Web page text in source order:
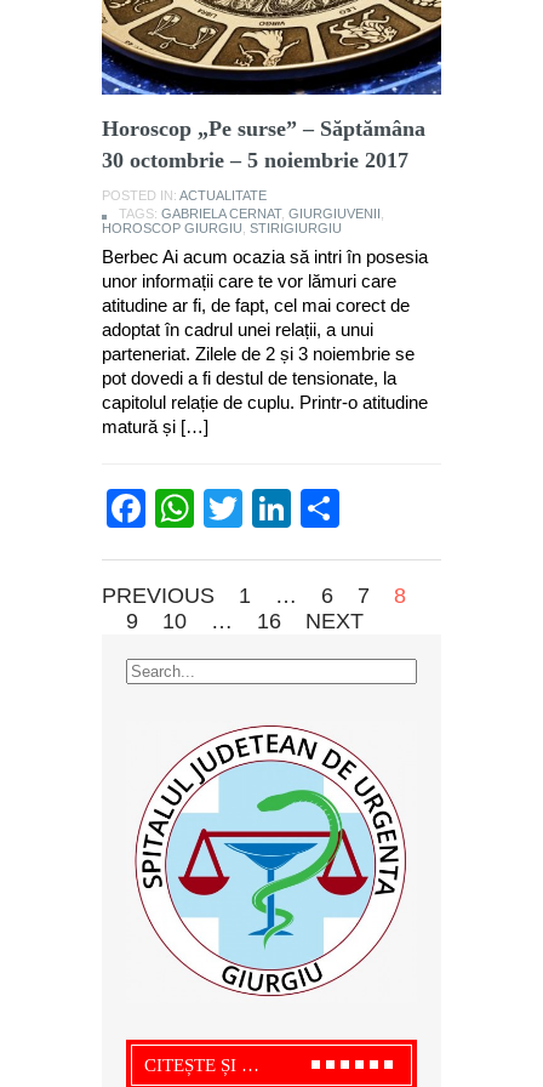
Horoscop „Pe surse” – Săptămâna
30 octombrie – 5 noiembrie 2017
POSTED IN: ACTUALITATE
TAGS: GABRIELA CERNAT, GIURGIUVENII
HOROSCOP GIURGIU STIRIGIURGIU
Berbec Ai acum ocazia să intri în posesia
unor informații care te vor lămuri care
atitudine ar fi, de fapt, cel mai corect de
adoptat în cadrul unei relații, a unui
parteneriat. Zilele de 2 și 3 noiembrie se
pot dovedi a fi destul de tensionate, la
capitolul relație de cuplu. Printr-o atitudine
matură și […]
Facebook
WhatsApp
TwitterLinkedIn
PREVIOUS 1 … 6 7
8
9
10 … 16 NEXT
CITEȘTE ȘI …